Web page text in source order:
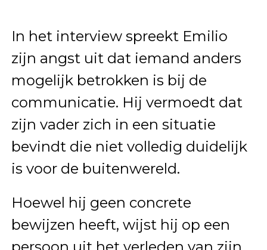
In het interview spreekt Emilio
zijn angst uit dat iemand anders
mogelijk betrokken is bij de
communicatie. Hij vermoedt dat
zijn vader zich in een situatie
bevindt die niet volledig duidelijk
is voor de buitenwereld.
Hoewel hij geen concrete
bewijzen heeft, wijst hij op een
persoon uit het verleden van zijn